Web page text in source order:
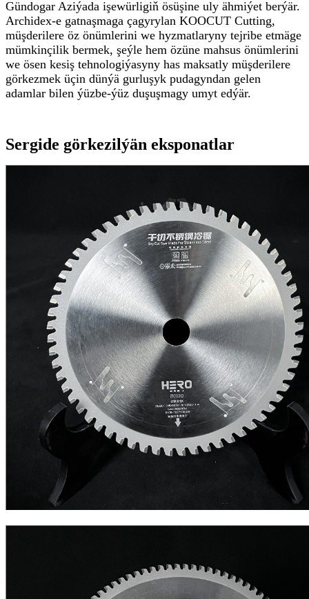
Gündogar Aziýada işewürligiň ösüşine uly ähmiýet berýär.
Archidex-e gatnaşmaga çagyrylan KOOCUT Cutting,
müşderilere öz önümlerini we hyzmatlaryny tejribe etmäge
mümkinçilik bermek, şeýle hem özüne mahsus önümlerini
we ösen kesiş tehnologiýasyny has maksatly müşderilere
görkezmek üçin dünýä gurluşyk pudagyndan gelen
adamlar bilen ýüzbe-ýüz duşuşmagy umyt edýär.
Sergide görkezilýän eksponatlar